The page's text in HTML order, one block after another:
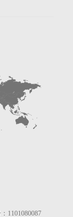
1101080087